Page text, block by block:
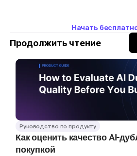
Начать
Продолжить чтение
Руководство по продукту
Как оценить качество AI-
покупкой